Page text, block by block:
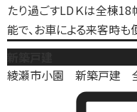
たり過ごすLDＫは全棟
能で、お車による来客時も
綾瀬市小園 新築戸建